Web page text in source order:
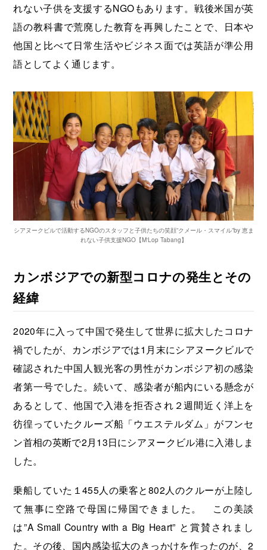
れない子供を支援するNGOもあります。戦後米国が英
語の教科書で荒廃した教育を再興したことで、日本や
他国と比べて日常生活やビジネス面では英語が準公用
語としてよく通じます。
シアヌークビルで活動するNGOのスタッフと子供たちの笑顔”クメール・スマイル”by 恵ま
れない子供支援NGO【M‘Lop Tabang】
カンボジアでの新型コロナの発生とその
経緯
2020年に入って中国で発生して世界に拡大したコロナ
禍でしたが、カンボジアでは1月末にシアヌークビルで
確認された中国人観光客の男性がカンボジア初の感染
者第一号でした。続いて、感染者が船内にいる懸念が
あるとして、他国で入港を拒否され２週間近く洋上を
彷徨っていたクルーズ船「ウエステルダム」がフンセ
ン首相の英断で2月13日にシアヌークビル港に入港しま
した。
乗船していた１455人の乗客と802人のクルーが上陸し
て無事に空路で母国に帰国できました。 この美談
は”A Small Country with a Big Heart” と賞賛されまし
た。その後、国内感染拡大のきっかけを作ったのが、2